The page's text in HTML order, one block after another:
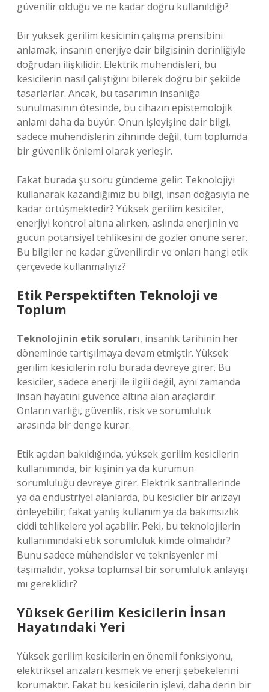
güvenilir olduğu ve ne kadar doğru kullanıldığı?
Bir yüksek gerilim kesicinin çalışma prensibini
anlamak, insanın enerjiye dair bilgisinin derinliğiyle
doğrudan ilişkilidir. Elektrik mühendisleri, bu
kesicilerin nasıl çalıştığını bilerek doğru bir şekilde
tasarlarlar. Ancak, bu tasarımın insanlığa
sunulmasının ötesinde, bu cihazın epistemolojik
anlamı daha da büyür. Onun işleyişine dair bilgi,
sadece mühendislerin zihninde değil, tüm toplumda
bir güvenlik önlemi olarak yerleşir.
Fakat burada şu soru gündeme gelir: Teknolojiyi
kullanarak kazandığımız bu bilgi, insan doğasıyla ne
kadar örtüşmektedir? Yüksek gerilim kesiciler,
enerjiyi kontrol altına alırken, aslında enerjinin ve
gücün potansiyel tehlikesini de gözler önüne serer.
Bu bilgiler ne kadar güvenilirdir ve onları hangi etik
çerçevede kullanmalıyız?
Etik Perspektiften Teknoloji ve
Toplum
Teknolojinin etik soruları, insanlık tarihinin her
döneminde tartışılmaya devam etmiştir. Yüksek
gerilim kesicilerin rolü burada devreye girer. Bu
kesiciler, sadece enerji ile ilgili değil, aynı zamanda
insan hayatını güvence altına alan araçlardır.
Onların varlığı, güvenlik, risk ve sorumluluk
arasında bir denge kurar.
Etik açıdan bakıldığında, yüksek gerilim kesicilerin
kullanımında, bir kişinin ya da kurumun
sorumluluğu devreye girer. Elektrik santrallerinde
ya da endüstriyel alanlarda, bu kesiciler bir arızayı
önleyebilir; fakat yanlış kullanım ya da bakımsızlık
ciddi tehlikelere yol açabilir. Peki, bu teknolojilerin
kullanımındaki etik sorumluluk kimde olmalıdır?
Bunu sadece mühendisler ve teknisyenler mi
taşımalıdır, yoksa toplumsal bir sorumluluk anlayışı
mı gereklidir?
Yüksek Gerilim Kesicilerin İnsan
Hayatındaki Yeri
Yüksek gerilim kesicilerin en önemli fonksiyonu,
elektriksel arızaları kesmek ve enerji şebekelerini
korumaktır. Fakat bu kesicilerin işlevi, daha derin bir